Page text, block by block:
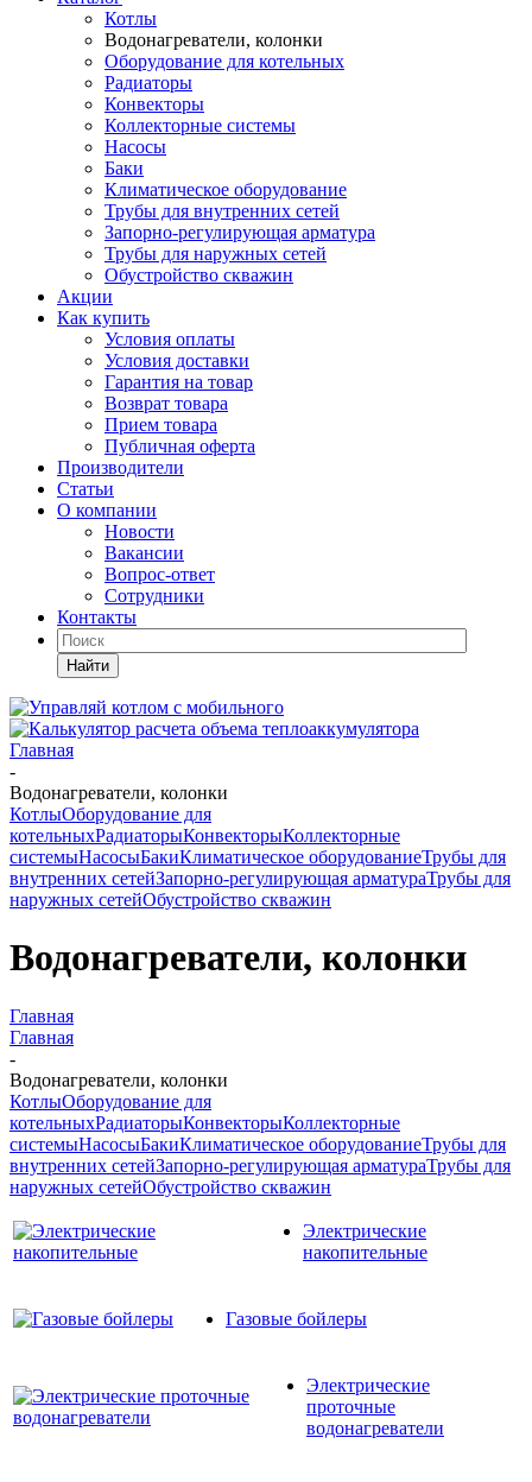
Котлы
Водонагреватели, колонки
Оборудование для котельных
Радиаторы
Конвекторы
Коллекторные системы
Насосы
Баки
Климатическое оборудование
Трубы для внутренних сетей
Запорно-регулирующая арматура
Трубы для наружных сетей
Обустройство скважин
Акции
Как купить
Условия оплаты
Условия доставки
Гарантия на товар
Возврат товара
Прием товара
Публичная оферта
Производители
Статьи
О компании
Новости
Вакансии
Вопрос-ответ
Сотрудники
Контакты
Найти
Главная
-
Водонагреватели, колонки
КотлыОборудование для
котельныхРадиаторыКонвекторыКоллекторные
системыНасосыБакиКлиматическое оборудованиеТрубы для
внутренних сетейЗапорно-регулирующая арматураТрубы для
наружных сетейОбустройство скважин
Водонагреватели, колонки
Главная
Главная
-
Водонагреватели, колонки
КотлыОборудование для
котельныхРадиаторыКонвекторыКоллекторные
системыНасосыБакиКлиматическое оборудованиеТрубы для
внутренних сетейЗапорно-регулирующая арматураТрубы для
наружных сетейОбустройство скважин
Электрические
накопительные
Газовые бойлеры
Электрические
проточные
водонагреватели